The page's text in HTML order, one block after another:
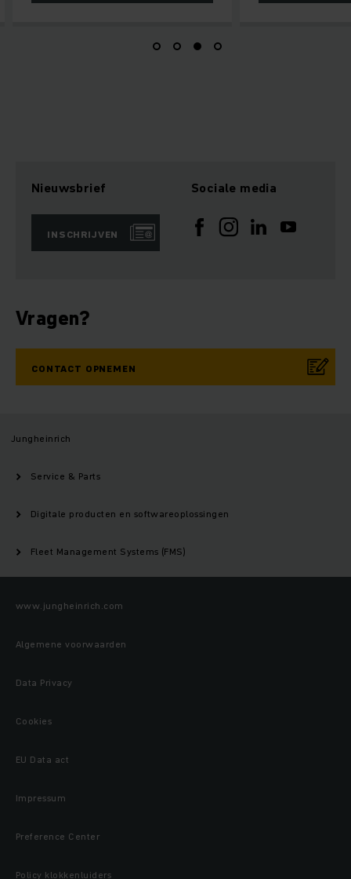
Nieuwsbrief
INSCHRIJVEN
Sociale media
Vragen?
CONTACT OPNEMEN
Jungheinrich
Service & Parts
Digitale producten en softwareoplossingen
Fleet Management Systems (FMS)
www.jungheinrich.com
Algemene voorwaarden
Data Privacy
Cookies
EU Data act
Impressum
Preference Center
Policy klokkenluiders